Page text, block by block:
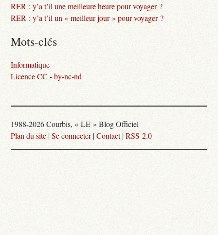
RER : y’a t’il une meilleure heure pour voyager ?
RER : y’a t’il un « meilleur jour » pour voyager ?
Mots-clés
Informatique
Licence CC - by-nc-nd
1988-2026 Courbis, « LE » Blog Officiel
Plan du site |Se connecter|Contact|RSS 2.0